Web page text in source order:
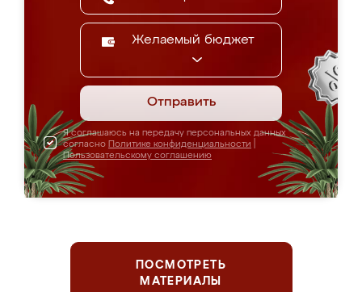
Желаемый бюджет
Отправить
Я соглашаюсь на передачу персональных данных
согласно Политике конфиденциальности
Пользовательскому соглашению
ПОСМОТРЕТЬ
МАТЕРИАЛЫ